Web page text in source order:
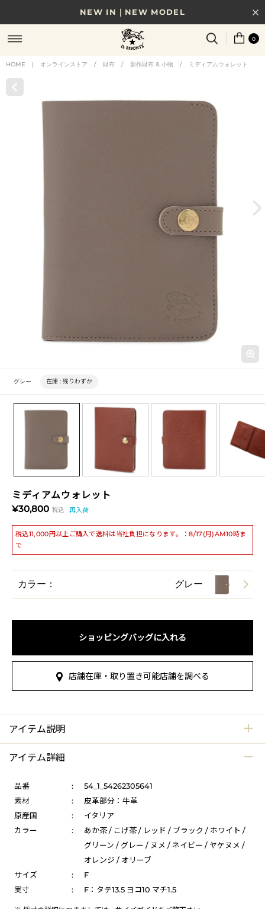
NEW IN｜NEW MODEL
8/17(月)10時まで｜税込11,000円以上で送料無料
贈る相手やシーンから選べる、新しいギフトガイド
0
HOME | オンラインストア / 財布 / 新作財布 & 小物 / ミディアムウォレット
ミディアムウォレット
¥30,800 税込 再入荷
税込11,000円以上ご購入で送料は当社負担になります。：8/17(月)AM10時ま
で
グレー 在庫 : 残りわずか
カラー： グレー
ショッピングバッグに入れる
店舗在庫・取り置き可能店舗を調べる
アイテム説明
アイテム詳細
品番 :
54_1_54262305641
素材
:
皮革部分：牛革
原産国
:
イタリア
カラー
:
あか茶 / こげ茶 / レッド / ブラック / ホワイト /
グリーン / グレー / ヌメ / ネイビー / ヤケヌメ /
オレンジ / オリーブ
サイズ
:
F
実寸
: F：タテ13.5 ヨコ10 マチ1.5